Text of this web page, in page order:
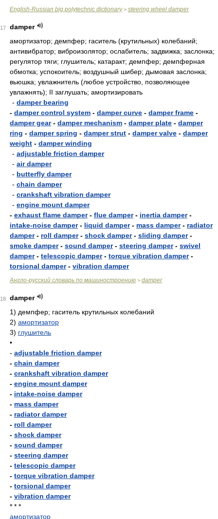
English-Russian big polytechnic dictionary> steering wheel damper
17
damper
амортизатор; демпфер; гаситель (крутильных) колебаний;
антивибратор; виброизолятор; ослабитель; задвижка; заслонка;
регулятор тяги; глушитель; катаракт; демпфер; демпферная
обмотка; успокоитель; воздушный шибер; дымовая заслонка;
вьюшка; увлажнитель (любое устройство, позволяющее
увлажнять); II заглушать; амортизировать
- damper bearing
- damper control system - damper curve - damper frame -
damper gear- damper mechanism - damper plate - damper
ring - damper spring - damper strut - damper valve - damper
weight - damper winding
- adjustable friction damper
- air damper
- butterfly damper
- chain damper
- crankshaft vibration damper
- engine mount damper
- exhaust flame damper- flue damper- inertia damper-
intake-noise damper- liquid damper- mass damper- radiator
damper- roll damper- shock damper- sliding damper-
smoke damper- sound damper- steering damper- swivel
damper- telescopic damper- torque vibration damper-
torsional damper- vibration damper
Англо-русский словарь по машиностроению > damper
18
damper
1) демпфер; гаситель крутильных колебаний
2) амортизатор
3) глушитель
•
- adjustable friction damper
- chain damper
- crankshaft vibration damper
- engine mount damper
- intake-noise damper
- mass damper
- radiator damper
- roll damper
- shock damper
- sound damper
- steering damper
- telescopic damper
- torque vibration damper
- torsional damper
- vibration damper
* * *
амортизатор